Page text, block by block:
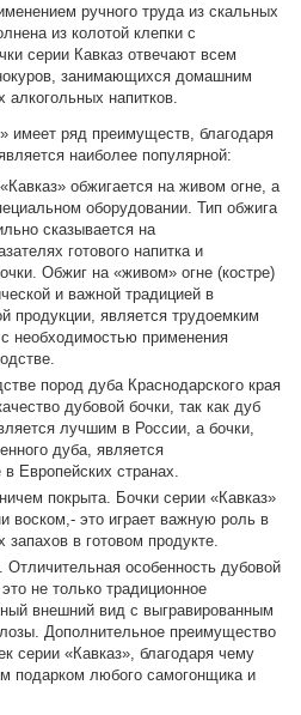
ручного труда из скальных
из колотой клепки с
серии Кавказ отвечают всем
занимающихся домашним
алкогольных напитков.
имеет ряд преимуществ, благодаря
наиболее популярной:
обжигается на живом огне, а
оборудовании. Тип обжига
сказывается на
готового напитка и
Обжиг на «живом» огне (костре)
и важной традицией в
продукции, является трудоемким
необходимостью применения
пород дуба Краснодарского края
дубовой бочки, так как дуб
лучшим в России, а бочки,
дуба, является
Европейских странах.
покрыта. Бочки серии «Кавказ»
воском,- это играет важную роль в
запахов в готовом продукте.
особенность дубовой
не только традиционное
внешний вид с выгравированным
Дополнительное преимущество
серии «Кавказ», благодаря чему
подарком любого самогонщика и